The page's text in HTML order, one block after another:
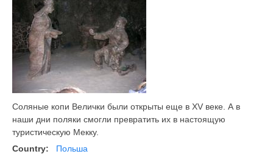
Соляные копи Велички были открыты еще в XV веке. А в
наши дни поляки смогли превратить их в настоящую
туристическую Мекку.
Country:
Польша